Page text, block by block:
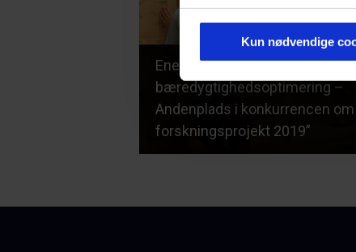
Kun nødvendige
Energiteknisk
bæredygtighedsoptimering –
Andenplads i konkurrencen om
forskningsprojekt 2019”